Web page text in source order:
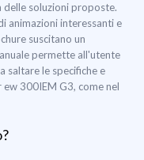
delle soluzioni proposte.
animazioni interessanti e
suscitano un
permette all'utente
saltare le specifiche e
ew 300IEM G3, come nel